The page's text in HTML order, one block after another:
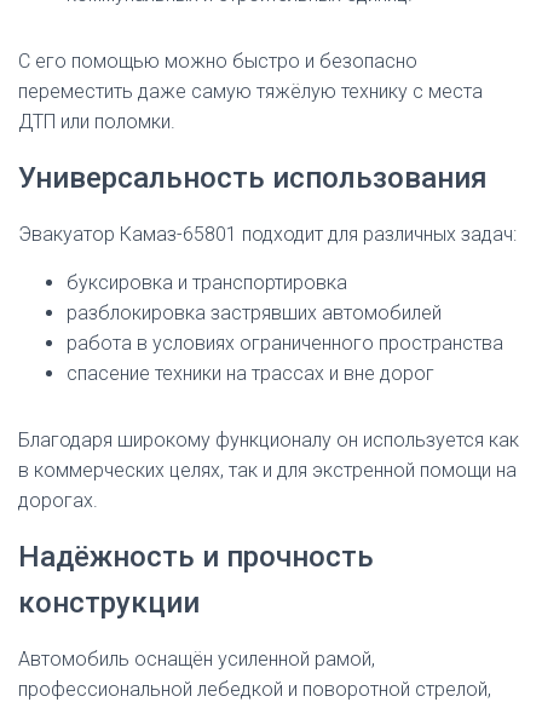
С его помощью можно быстро и безопасно
переместить даже самую тяжёлую технику с места
ДТП или поломки.
Универсальность использования
Эвакуатор Камаз-65801 подходит для различных задач:
буксировка и транспортировка
разблокировка застрявших автомобилей
работа в условиях ограниченного пространства
спасение техники на трассах и вне дорог
Благодаря широкому функционалу он используется как
в коммерческих целях, так и для экстренной помощи на
дорогах.
Надёжность и прочность
конструкции
Автомобиль оснащён усиленной рамой,
профессиональной лебедкой и поворотной стрелой,